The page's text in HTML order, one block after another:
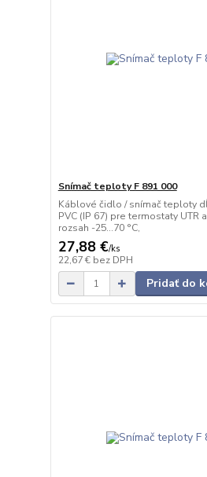
Snímač teploty F 891 000
Káblové čidlo / snímač teploty
PVC (IP 67) pre termostaty UTR
rozsah -25...70 °C,
27,88 €/ks
22,67 € bez DPH
Pridať do